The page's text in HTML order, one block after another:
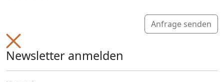
Anfrage senden
Newsletter anmelden